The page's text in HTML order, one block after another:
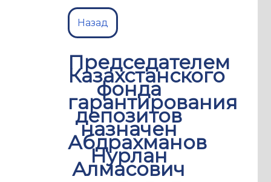
Назад
Председателем
Казахстанского
фонда
гарантирования
депозитов
назначен
Абдрахманов
Нурлан
Алмасович